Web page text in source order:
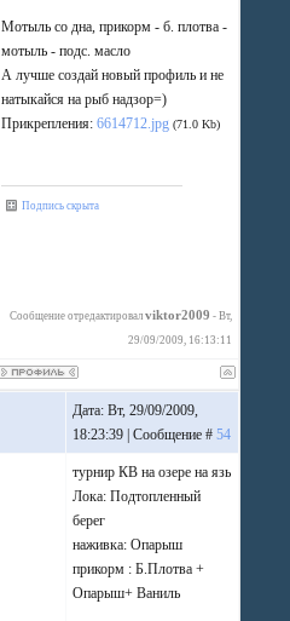
Мотыль со дна, прикорм - б. плотва -
мотыль - подс. масло
А лучше создай новый профиль и не
натыкайся на рыб надзор=)
Прикрепления:6614712.jpg (71.0 Kb)
Подпись скрыта
Сообщение отредактировалviktor2009 -Вт,
29/09/2009, 16:13:11
Дата: Вт, 29/09/2009,
18:23:39 | Сообщение #54
турнир КВ на озере на язь
Лока: Подтопленный
берег
наживка: Опарыш
прикорм : Б.Плотва +
Опарыш+ Ваниль